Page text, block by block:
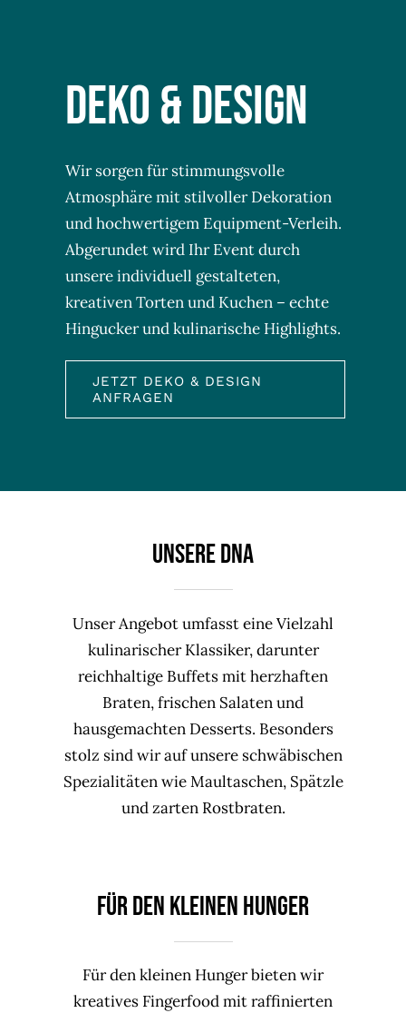
DEKO & DESIGN
Wir sorgen für stimmungsvolle
Atmosphäre mit stilvoller Dekoration
und hochwertigem Equipment-Verleih.
Abgerundet wird Ihr Event durch
unsere individuell gestalteten,
kreativen Torten und Kuchen – echte
Hingucker und kulinarische Highlights.
JETZT DEKO & DESIGN
ANFRAGEN
UNSERE DNA
Unser Angebot umfasst eine Vielzahl
kulinarischer Klassiker, darunter
reichhaltige Buffets mit herzhaften
Braten, frischen Salaten und
hausgemachten Desserts. Besonders
stolz sind wir auf unsere schwäbischen
Spezialitäten wie Maultaschen, Spätzle
und zarten Rostbraten.
FÜR DEN KLEINEN HUNGER
Für den kleinen Hunger bieten wir
kreatives Fingerfood mit raffinierten